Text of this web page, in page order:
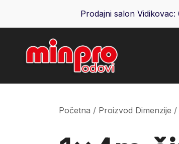
Prodajni salon Vidikovac:
Minpro podovi
Početna / Proizvod Dimenzije